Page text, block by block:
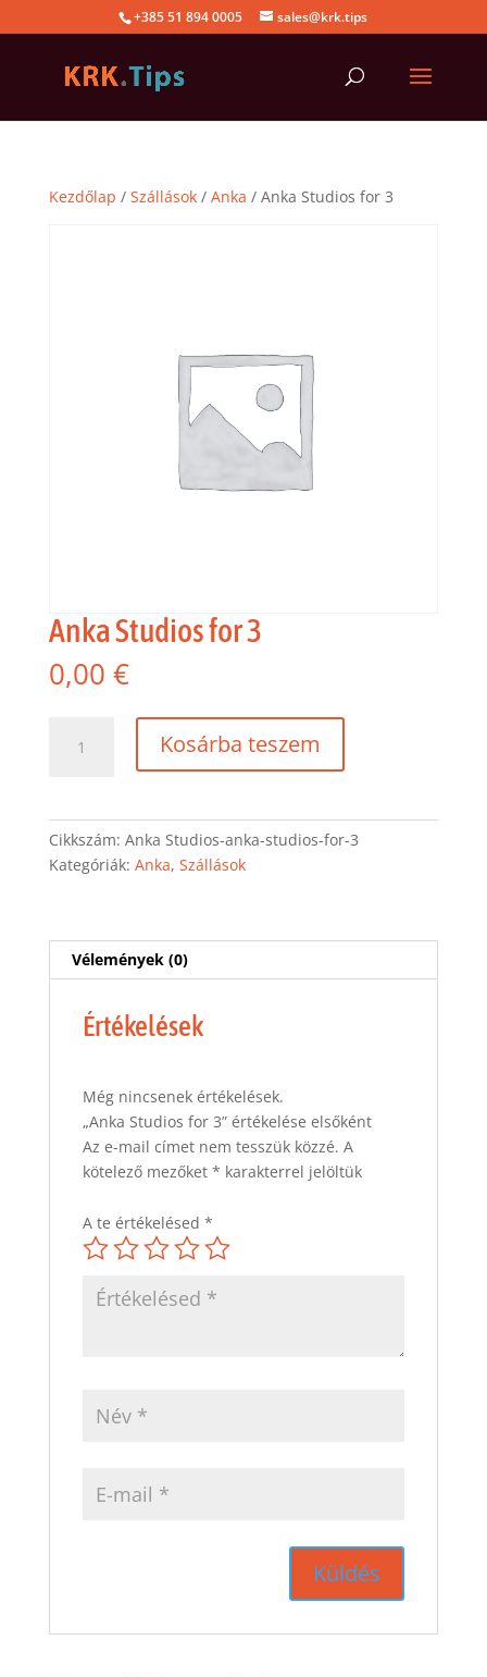
+385 51 894 0005 sales@krk.tips
Kezdőlap / Szállások/ Anka / Anka Studios for 3
Anka Studios for 3
0,00 €
Studios
mennyiség
Kosárba teszem
Cikkszám: Anka Studios-anka-studios-for-3
Kategóriák: Anka, Szállások
Vélemények (0)
Értékelések
Még nincsenek értékelések.
„Anka Studios for 3” értékelése elsőként
Az e-mail címet nem tesszük közzé. A
kötelező mezőket * karakterrel jelöltük
A te értékelésed *